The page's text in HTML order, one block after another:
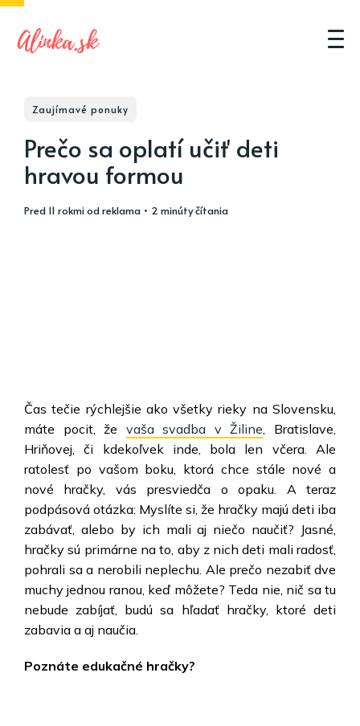
Zaujímavé ponuky
Prečo sa oplatí učiť deti
hravou formou
pred 11 rokmiodreklama • 2 minúty čítania
Čas tečie rýchlejšie ako všetky rieky na Slovensku,
máte pocit, že vaša svadba v Žiline , Bratislave,
Hriňovej, či kdekoľvek inde, bola len včera. Ale
ratolesť po vašom boku, ktorá chce stále nové a
nové hračky, vás presviedča o opaku. A teraz
podpásová otázka: Myslíte si, že hračky majú deti iba
zabávať, alebo by ich mali aj niečo naučiť? Jasné,
hračky sú primárne na to, aby z nich deti mali radosť,
pohrali sa a nerobili neplechu. Ale prečo nezabiť dve
muchy jednou ranou, keď môžete? Teda nie , nič sa tu
nebude zabíjať, budú sa hľadať hračky, ktoré deti
zabavia a aj naučia.
Poznáte edukačné hračky?